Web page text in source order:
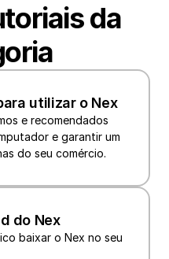
da
utilizar o Nex
e recomendados
e garantir um
do seu comércio.
do Nex
baixar o Nex no seu